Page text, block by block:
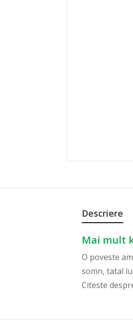
Descriere
Mai mult
O poveste
somn, tatal
Citeste